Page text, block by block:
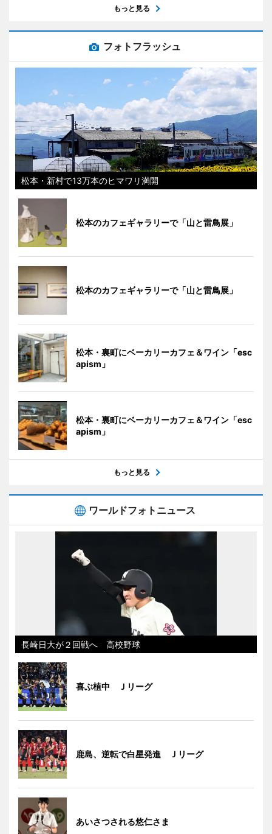
もっと見る
フォトフラッシュ
松本・新村で13万本のヒマワリ満開
松本のカフェギャラリーで「山と雷鳥展」
松本のカフェギャラリーで「山と雷鳥展」
松本・裏町にベーカリーカフェ＆ワイン「esc
apism」
松本・裏町にベーカリーカフェ＆ワイン「esc
apism」
もっと見る
ワールドフォトニュース
長崎日大が２回戦へ 高校野球
喜ぶ植中 Ｊリーグ
鹿島、逆転で白星発進 Ｊリーグ
あいさつされる悠仁さま